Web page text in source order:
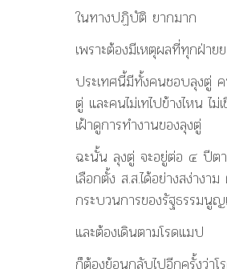
ในทางปฏิบัติ ยากมาก
เพราะต้องมีเหตุผลที่ทุกฝ่าย
ประเทศนี้มีทั้งคนชอบลุงตู่ ค
ตู่ และคนไม่เทไปข้างไหน ไม่
เฝ้าดูการทำงานของลุงตู่
ฉะนั้น ลุงตู่ จะอยู่ต่อ ๔ ปีต
เลือกตั้ง ส.ส.ได้อย่างสง่างา
กระบวนการของรัฐธรรมนู
และต้องเดินตามโรดแมป
ก็ต้องย้อนกลับไปอีกครั้งว่า